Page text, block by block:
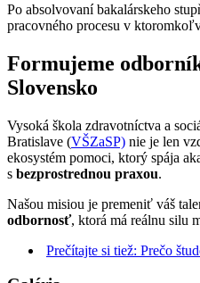
Po absolvovaní bakalárskeho
pracovného procesu v
Formujeme
Slovensko
Vysoká škola zdravotníctva a
Bratislave (VŠZaSP) nie je len
ekosystém pomoci, ktorý spája
s bezprostrednou praxou.
Našou misiou je premeniť váš
odbornosť, ktorá má reálnu silu
Prečítajte si tiež: Prečo